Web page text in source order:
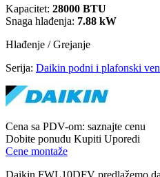
Kapacitet: 28000 BTU
Snaga hlađenja: 7.88 kW
Hlađenje / Grejanje
Serija: Daikin podni i plafonski
Cena sa PDV-om: saznajte cenu
Dobite ponudu Kupiti Uporedi
Cene montaže
Daikin FWL10DFV predlažemo